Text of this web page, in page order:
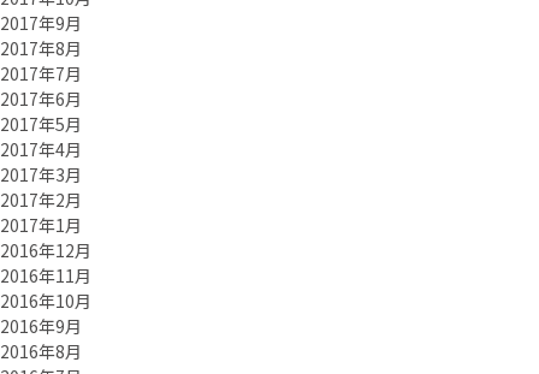
2017年9月
2017年8月
2017年7月
2017年6月
2017年5月
2017年4月
2017年3月
2017年2月
2017年1月
2016年12月
2016年11月
2016年10月
2016年9月
2016年8月